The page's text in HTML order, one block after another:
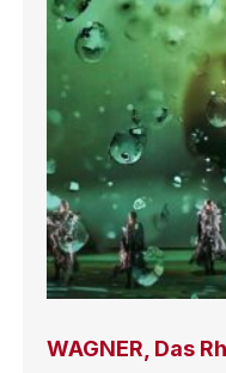
WAGNER, Das